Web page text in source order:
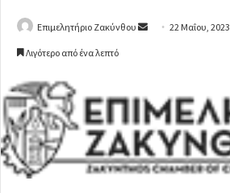
Επιμελητήριο Ζακύνθου
a
n
e
m
22 Μαΐου, 2023
Λιγότερο από ένα λεπτό